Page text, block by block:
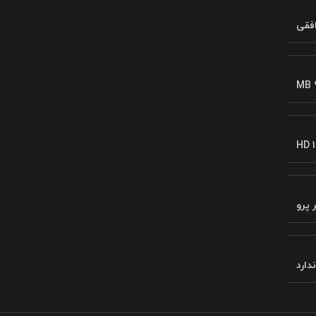
افقی
MB
HD
پرو
ندارد